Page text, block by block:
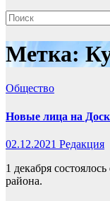
Метка:
Общество
Новые лица на
02.12.2021 Редакция
1 декабря
района.